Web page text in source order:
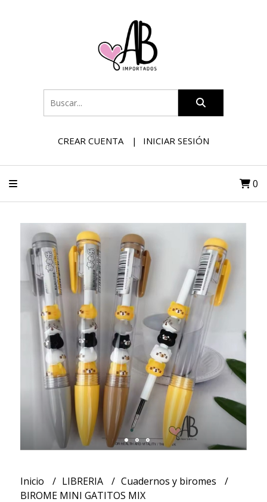
CREAR CUENTA INICIAR SESIÓN
0
Inicio LIBRERIA
Cuadernos y biromes
BIROME MINI GATITOS MIX